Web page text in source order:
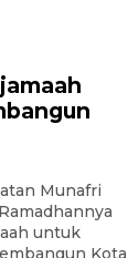
Munafri
untuk
Kota
Keraton